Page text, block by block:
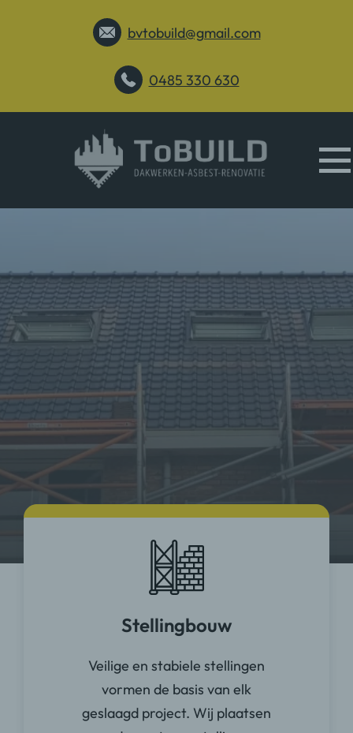
bvtobuild@gmail.com
0485 330 630
Stellingbouw
Veilige en stabiele stellingen
vormen de basis van elk
geslaagd project. Wij plaatsen